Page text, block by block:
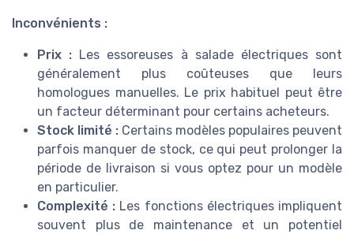
Inconvénients :
Prix : Les essoreuses à salade électriques sont
généralement plus coûteuses que leurs
homologues manuelles. Le prix habituel peut être
un facteur déterminant pour certains acheteurs.
Stock limité : Certains modèles populaires peuvent
parfois manquer de stock, ce qui peut prolonger la
période de livraison si vous optez pour un modèle
en particulier.
Complexité : Les fonctions électriques impliquent
souvent plus de maintenance et un potentiel